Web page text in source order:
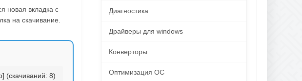
новая вкладка с
на скачивание.
(cкачиваний: 8)
Диагностика
Драйверы для windows
Конверторы
Оптимизация ОС